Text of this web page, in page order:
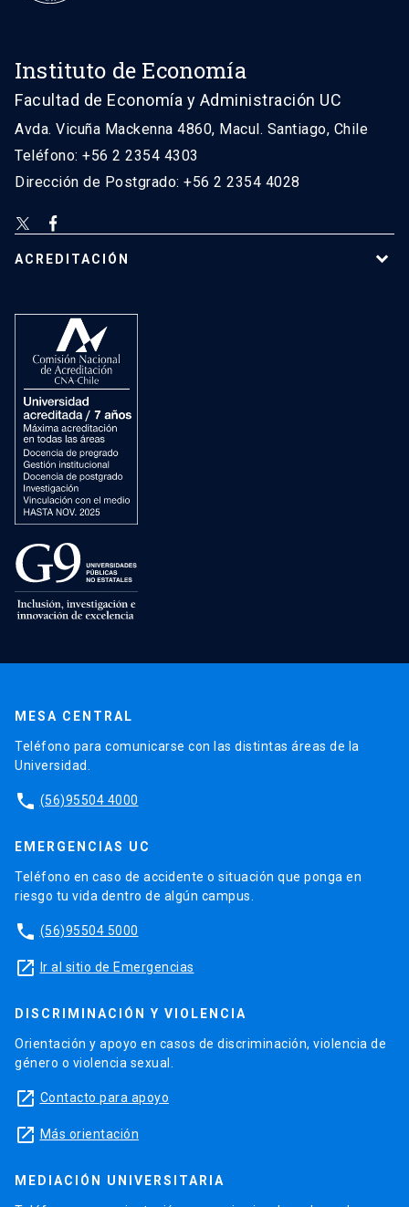
Instituto de Economía
Facultad de Economía y Administración UC
Avda. Vicuña Mackenna 4860, Macul. Santiago, Chile
Teléfono: +56 2 2354 4303
Dirección de Postgrado: +56 2 2354 4028
ACREDITACIÓN
MESA CENTRAL
Teléfono para comunicarse con las distintas áreas de la
Universidad.
phone (56)95504 4000
EMERGENCIAS UC
Teléfono en caso de accidente o situación que ponga en
riesgo tu vida dentro de algún campus.
phone (56)95504 5000
launch Ir al sitio de Emergencias
DISCRIMINACIÓN Y VIOLENCIA
Orientación y apoyo en casos de discriminación, violencia de
género o violencia sexual.
launch Contacto para apoyo
launch Más orientación
MEDIACIÓN UNIVERSITARIA